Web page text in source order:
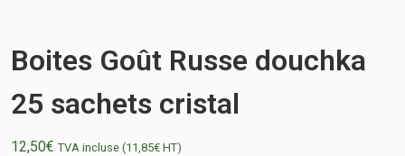
Boites Goût Russe douchka
25 sachets cristal
12,50€ TVA incluse (11,85€ HT)